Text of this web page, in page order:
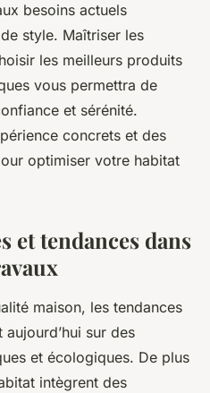
besoins actuels
style. Maîtriser les
les meilleurs produits
vous permettra de
et sérénité.
concrets et des
optimiser votre habitat
et tendances dans
maison, les tendances
sur des
et écologiques. De plus
intègrent des